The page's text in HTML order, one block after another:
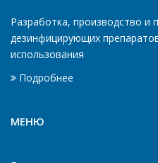
Разработка, производство и
дезинфицирующих
использования
Подробнее
МЕНЮ